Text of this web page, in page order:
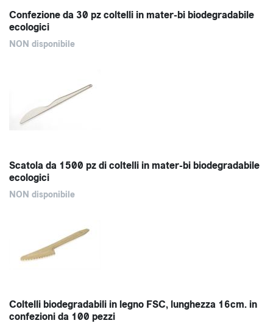
Confezione da 30 pz coltelli in mater-bi biodegradabile
ecologici
NON disponibile
Scatola da 1500 pz di coltelli in mater-bi biodegradabile
ecologici
NON disponibile
Coltelli biodegradabili in legno FSC, lunghezza 16cm. in
confezioni da 100 pezzi